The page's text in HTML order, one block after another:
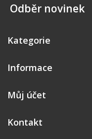
Odběr novinek
Kategorie
Informace
Můj účet
Kontakt